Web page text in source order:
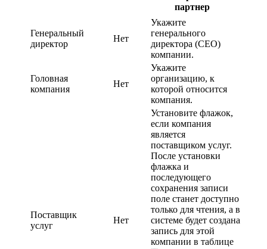
партнер
Генеральный
директор
Нет
Укажите
генерального
директора (CEO)
компании.
Головная
компания
Нет
Укажите
организацию, к
которой относится
компания.
Поставщик
услуг
Нет
Установите флажок,
если компания
является
поставщиком услуг.
После установки
флажка и
последующего
сохранения записи
поле станет доступно
только для чтения, а в
системе будет создана
запись для этой
компании в таблице